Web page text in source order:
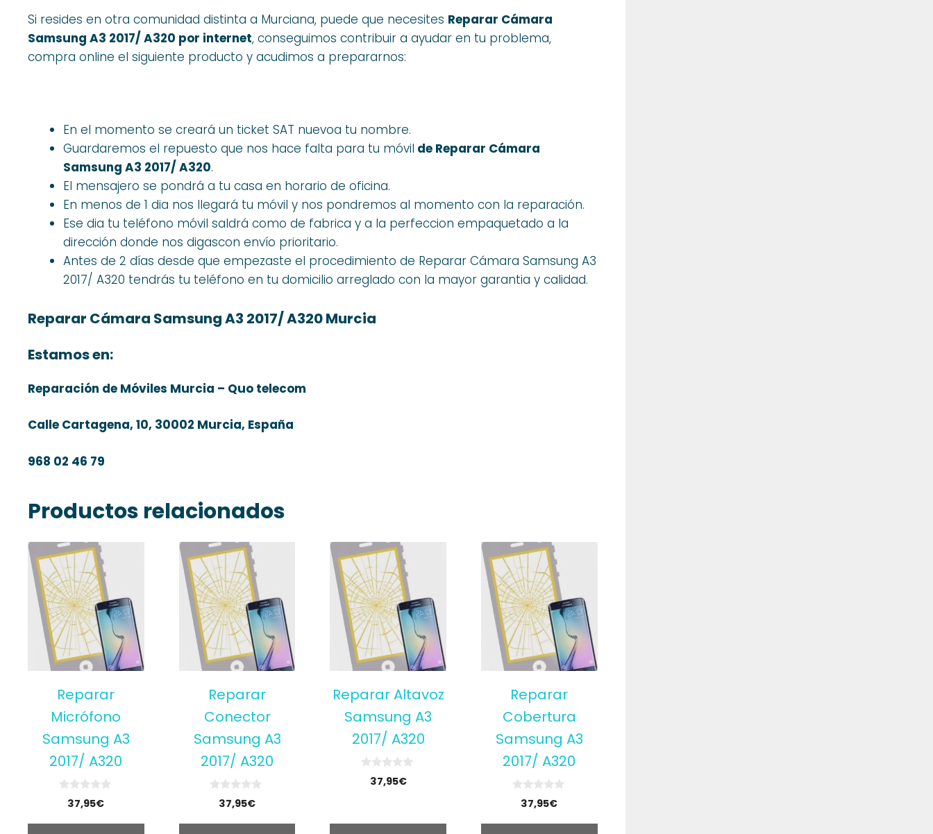
Si resides en otra comunidad distinta a Murciana, puede que necesites Reparar Cámara
Samsung A3 2017/ A320 por internet, conseguimos contribuir a ayudar en tu problema,
compra online el siguiente producto y acudimos a prepararnos:
En el momento se creará un ticket SAT nuevoa tu nombre.
Guardaremos el repuesto que nos hace falta para tu móvil de Reparar Cámara
Samsung A3 2017/ A320.
El mensajero se pondrá a tu casa en horario de oficina.
En menos de 1 dia nos llegará tu móvil y nos pondremos al momento con la reparación.
Ese dia tu teléfono móvil saldrá como de fabrica y a la perfeccion empaquetado a la
dirección donde nos digascon envío prioritario.
Antes de 2 días desde que empezaste el procedimiento de Reparar Cámara Samsung A3
2017/ A320 tendrás tu teléfono en tu domicilio arreglado con la mayor garantia y calidad.
Reparar Cámara Samsung A3 2017/ A320 Murcia
Estamos en:
Reparación de Móviles Murcia – Quo telecom
Calle Cartagena, 10, 30002 Murcia, España
968 02 46 79
Productos relacionados
Reparar
Micrófono
Samsung A3
2017/ A320
37,95€
Reparar
Conector
Samsung A3
2017/ A320
37,95€
Reparar Altavoz
Samsung A3
2017/ A320
f
37,95€
Reparar
Cobertura
Samsung A3
2017/ A320
37,95€